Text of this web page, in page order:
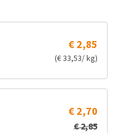
€ 2,85
(€ 33,53/ kg)
€ 2,70
€ 2,85